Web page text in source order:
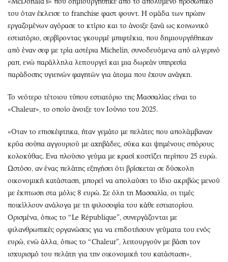
του όταν έκλεισε το franchise φαστ φουντ. Η ομάδα των πρώην
εργαζομένων αγόρασε το κτίριο και το άνοιξε ξανά ως κοινωνικό
εστιατόριο, σερβίροντας γκουρμέ μπιφτέκια, που δημιουργήθηκαν
από έναν σεφ με τρία αστέρια Michelin, συνοδευόμενα από αλγερινό
ραπ, ενώ παράλληλα λειτουργεί και μια δωρεάν υπηρεσία
παράδοσης υγιεινών φαγητών για άτομα που έχουν ανάγκη.
Το νεότερο τέτοιου τύπου εστιατόριο της Μασσαλίας είναι το
«Chaleur», το οποίο άνοιξε τον Ιούνιο του 2025.
«Οταν το επισκέφτηκα, ήταν γεμάτο με πελάτες που απολάμβαναν
κρύα σούπα αγγουριού με αχηβάδες, σύκα και ψημένους σπόρους
κολοκύθας. Ενα πλούσιο γεύμα με κρασί κοστίζει περίπου 25 ευρώ.
Ωστόσο, αν ένας πελάτης εξηγήσει ότι βρίσκεται σε δύσκολη
οικονομική κατάσταση, μπορεί να απολαύσει το ίδιο ακριβώς μενού
με έκπτωση στα μόλις 8 ευρώ. Σε όλη τη Μασσαλία, οι τιμές
ποικίλλουν ανάλογα με τη φιλοσοφία του κάθε εστιατορίου.
Ορισμένα, όπως το “Le République”, συνεργάζονται με
φιλανθρωπικές οργανώσεις για να επιδοτήσουν γεύματα του ενός
ευρώ, ενώ άλλα, όπως το “Chaleur”, λειτουργούν με βάση τον
ισχυρισμό του πελάτη για την οικονομική του κατάσταση»,